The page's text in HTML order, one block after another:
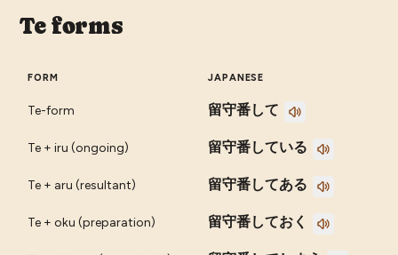
Te forms
FORM JAPANESE
Te-form 留守番して
Te + iru (ongoing) 留守番している
Te + aru (resultant) 留守番してある
Te + oku (preparation) 留守番しておく